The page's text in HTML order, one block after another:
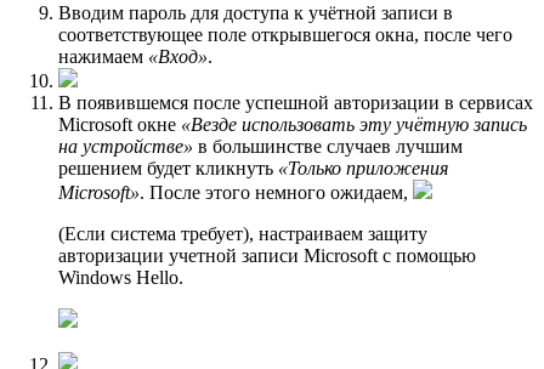
Вводим пароль для доступа к учётной записи в
соответствующее поле открывшегося окна, после чего
нажимаем «Вход».
В появившемся после успешной авторизации в сервисах
Microsoft окне «Везде использовать эту учётную запись
на устройстве» в большинстве случаев лучшим
решением будет кликнуть «Только приложения
Microsoft». После этого немного ожидаем,
(Если система требует), настраиваем защиту
авторизации учетной записи Microsoft с помощью
Windows Hello.